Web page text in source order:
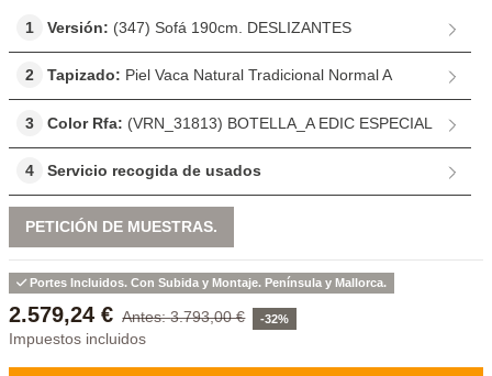
1 Versión: (347) Sofá 190cm. DESLIZANTES
2 Tapizado: Piel Vaca Natural Tradicional Normal A
3 Color Rfa: (VRN_31813) BOTELLA_A EDIC ESPECIAL
4 Servicio recogida de usados
PETICIÓN DE MUESTRAS.
Portes Incluidos. Con Subida y Montaje. Península y Mallorca.
2.579,24 € 3.793,00 € -32%
Impuestos incluidos